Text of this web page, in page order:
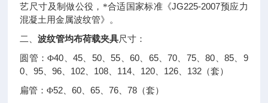
艺尺寸及制做公役，*合适国家标准《JG225-2007预应力
混凝土用金属波纹管》。
二、波纹管均布荷载夹具尺寸：
圆管：Φ40 45 50、55 60、 65、70 75、80 85
9
0 、95 、96 102 108 114 120 126 132 （套）
扁管：Φ52 、60 、65 、76 、78 （套）